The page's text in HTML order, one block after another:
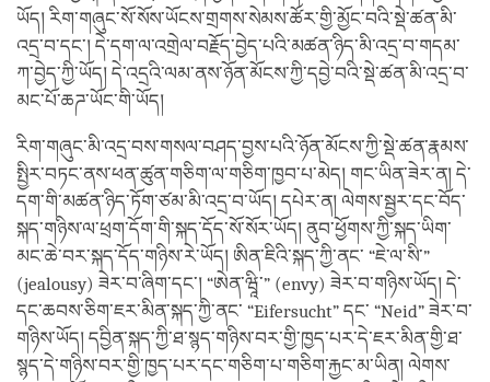
ཡོད། རིག་གཞུང་སོ་སོས་ཡོངས་གྲགས་སེམས་ཚོར་གྱི་མྱོང་བའི་སྡེ་ཚན་མི་
འདྲ་བ་དང་། དེ་དག་ལ་འགྲེལ་བརྗོད་བྱེད་པའི་མཚན་ཉིད་མི་འདྲ་བ་གདམ་
ཀ་བྱེད་ཀྱི་ཡོད། དེ་འདྲའི་ལམ་ནས་ཉོན་མོངས་ཀྱི་དབྱེ་བའི་སྡེ་ཚན་མི་འདྲ་བ་
མང་པོ་ཆཌ་ཡོང་གི་ཡོད།
རིག་གཞུང་མི་འདྲ་བས་གསལ་བཤད་བྱས་པའི་ཉོན་མོངས་ཀྱི་སྡེ་ཚན་རྣམས་
སྤྱིར་བཏང་ནས་ཕན་ཚུན་གཅིག་ལ་གཅིག་ཁྱབ་པ་མེད། གང་ཡིན་ཟེར་ན། དེ་
དག་གི་མཚན་ཉིད་ཏོག་ཙམ་མི་འདྲ་བ་ཡོད། དཔེར་ན། ལེགས་སྦྱར་དང་བོད་
སྐད་གཉིས་ལ་ཕྲག་དོག་གི་སྐད་དོད་སོ་སོར་ཡོད། ནུབ་ཕྱོགས་ཀྱི་སྐད་ཡིག་
མང་ཆེ་བར་སྐད་དོད་གཉིས་རེ་ཡོད། ཨིན་ཇིའི་སྐད་ཀྱི་ནང་ “ཇེ་ལ་སི་”
(jealousy) ཟེར་བ་ཞིག་དང་། “ཨེན་ཝཱི་” (envy) ཟེར་བ་གཉིས་ཡོད། དེ་
དང་ཆབས་ཅིག་ཇར་མིན་སྐད་ཀྱི་ནང་ “Eifersucht” དང་ “Neid” ཟེར་བ་
གཉིས་ཡོད། དབྱིན་སྐད་ཀྱི་ཐ་སྙད་གཉིས་བར་གྱི་ཁྱད་པར་དེ་ཇར་མིན་གྱི་ཐ་
སྙད་དེ་གཉིས་བར་གྱི་ཁྱད་པར་དང་གཅིག་པ་གཅིག་རྐྱང་མ་ཡིན། ལེགས་